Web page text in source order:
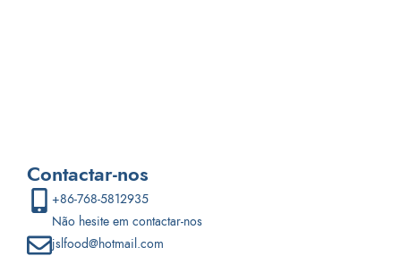
Contactar-nos
+86-768-5812935
Não hesite em contactar-nos
jslfood@hotmail.com